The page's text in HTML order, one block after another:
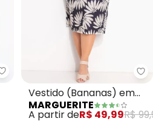
Marguerite - Vestido (Zebra)
Vestido (Bananas) em
Jersey Acetinado
MARGUERITE
A partir deR$ 49,99R$